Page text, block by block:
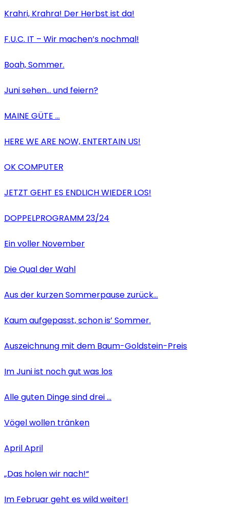
Krahri, Krahra! Der Herbst ist da!
F.U.C. IT – Wir machen’s nochmal!
Boah, Sommer.
Juni sehen… und feiern?
MAINE GÜTE …
HERE WE ARE NOW, ENTERTAIN US!
OK COMPUTER
JETZT GEHT ES ENDLICH WIEDER LOS!
DOPPELPROGRAMM 23/24
Ein voller November
Die Qual der Wahl
Aus der kurzen Sommerpause zurück…
Kaum aufgepasst, schon is’ Sommer.
Auszeichnung mit dem Baum-Goldstein-Preis
Im Juni ist noch gut was los
Alle guten Dinge sind drei …
Vögel wollen tränken
April April
„Das holen wir nach!“
Im Februar geht es wild weiter!